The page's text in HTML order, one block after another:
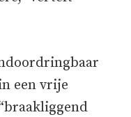
een vrije